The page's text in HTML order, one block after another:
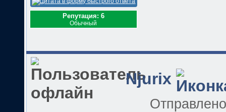
Репутация: 6
Обычный
Njurix